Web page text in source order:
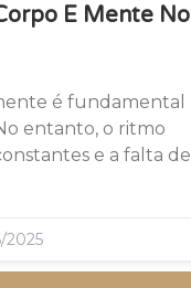
E Mente No
é fundamental
entanto, o ritmo
e a falta de
2025